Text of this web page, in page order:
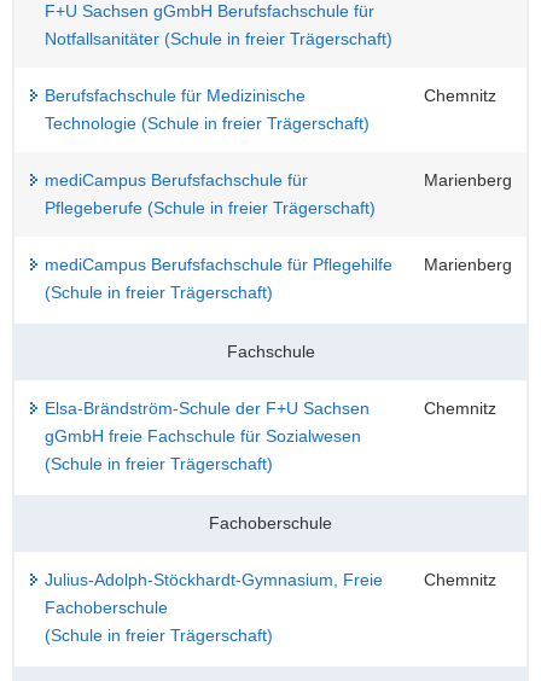
F+U Sachsen gGmbH Berufsfachschule für
Notfallsanitäter (Schule in freier Trägerschaft)
Berufsfachschule für Medizinische
Technologie (Schule in freier Trägerschaft)
Chemnitz
mediCampus Berufsfachschule für
Pflegeberufe (Schule in freier Trägerschaft)
Marienberg
mediCampus Berufsfachschule für Pflegehilfe
(Schule in freier Trägerschaft)
Marienberg
Fachschule
Elsa-Brändström-Schule der F+U Sachsen
gGmbH freie Fachschule für Sozialwesen
(Schule in freier Trägerschaft)
Chemnitz
Fachoberschule
Julius-Adolph-Stöckhardt-Gymnasium, Freie
Fachoberschule
(Schule in freier Trägerschaft)
Chemnitz